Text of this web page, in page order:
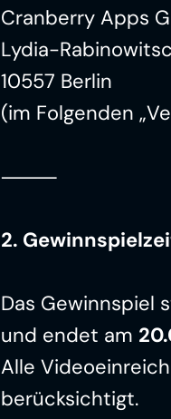
Cranberry Apps
Lydia-
10557 Berlin
(im Folgenden
⸻
2.
Das Gewinnspiel
und endet am
Alle
berücksichtigt.